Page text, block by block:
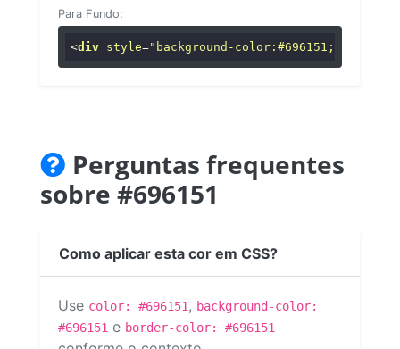
Para Fundo:
<div style="background-color:#696151;"
Perguntas frequentes
sobre #696151
Como aplicar esta cor em CSS?
Use color: #696151, background-color:
#696151 e border-color: #696151